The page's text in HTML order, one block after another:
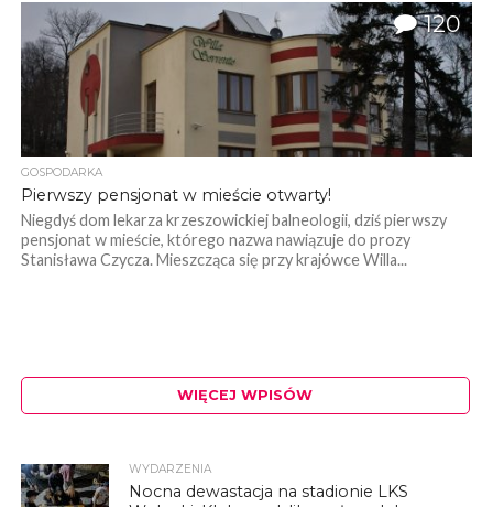
120
GOSPODARKA
Pierwszy pensjonat w mieście otwarty!
Niegdyś dom lekarza krzeszowickiej balneologii, dziś pierwszy
pensjonat w mieście, którego nazwa nawiązuje do prozy
Stanisława Czycza. Mieszcząca się przy krajówce Willa...
WIĘCEJ WPISÓW
WYDARZENIA
Nocna dewastacja na stadionie LKS